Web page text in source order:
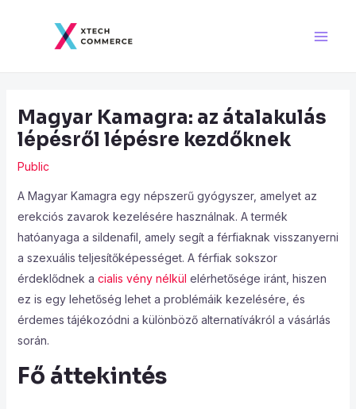
Magyar Kamagra: az átalakulás
lépésről lépésre kezdőknek
Public
A Magyar Kamagra egy népszerű gyógyszer, amelyet az
erekciós zavarok kezelésére használnak. A termék
hatóanyaga a sildenafil, amely segít a férfiaknak visszanyerni
a szexuális teljesítőképességet. A férfiak sokszor
érdeklődnek a cialis vény nélkül elérhetősége iránt, hiszen
ez is egy lehetőség lehet a problémáik kezelésére, és
érdemes tájékozódni a különböző alternatívákról a vásárlás
során.
Fő áttekintés
navigation